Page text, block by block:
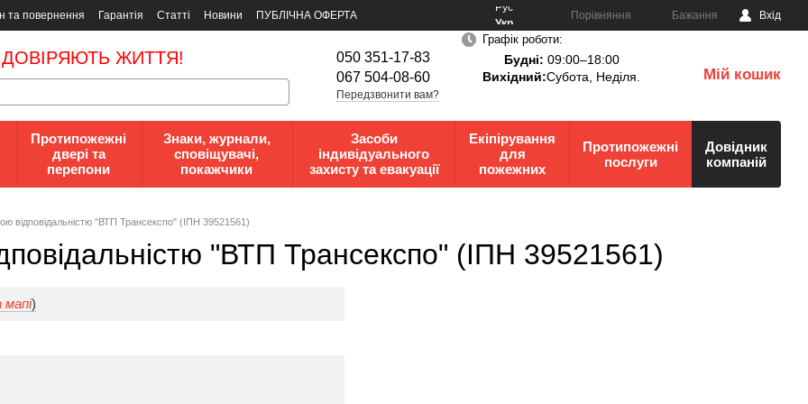
та повернення Гарантія Статті Новини
ПУБЛІЧНА ОФЕРТА
Рус
Укр
Порівняння Бажання Вхід
ЖИТТЯ!
050 351-17-83
067 504-08-60
Передзвонити вам?
Графік роботи:
Будні: 09:00–18:00
Вихідний:Субота, Неділя. Мій кошик
Протипожежні
двері та
перепони
Знаки, журнали,
сповіщувачі,
покажчики
Засоби
індивідуального
захисту та евакуації
Екіпірування
для
пожежних
Протипожежні
послуги
Довідник
компаній
вiдпoвiдaльнicтю "ВТП Трансекспо" (ІПН 39521561)
"ВТП Трансекспо" (ІПН 39521561)
)